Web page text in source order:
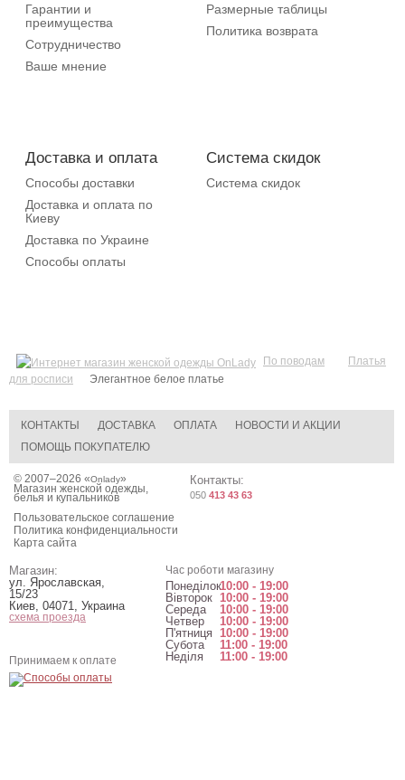
Гарантии и
преимущества
Сотрудничество
Ваше мнение
Размерные таблицы
Политика возврата
Доставка и оплата
Способы доставки
Доставка и оплата по
Киеву
Доставка по Украине
Способы оплаты
Система скидок
Система скидок
По поводам
Платья
для росписи
Элегантное белое платье
КОНТАКТЫ ДОСТАВКА ОПЛАТА
НОВОСТИ И АКЦИИ
ПОМОЩЬ ПОКУПАТЕЛЮ
© 2007–2026 «Onlady»
Магазин женской одежды,
белья и купальников
Пользовательское соглашение
Политика конфиденциальности
Карта сайта
Контакты:
050 413 43 63
Магазин:
ул. Ярославская,
15/23
Киев 04071 Украина
схема проезда
Час роботи магазину
Понеділок10:00 - 19:00
Вівторок 10:00 - 19:00
Середа
10:00 - 19:00
Четвер
10:00 - 19:00
П'ятниця 10:00 - 19:00
Субота
11:00 - 19:00
Неділя
11:00 - 19:00
Принимаем к оплате